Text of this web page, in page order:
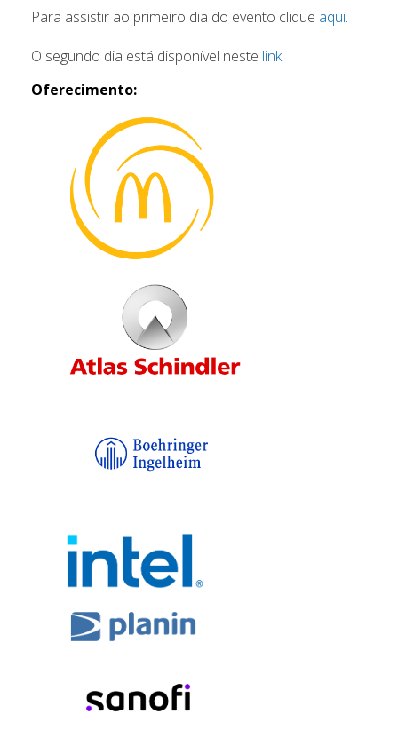
Para assistir ao primeiro dia do evento clique aqui.
O segundo dia está disponível neste link.
Oferecimento: